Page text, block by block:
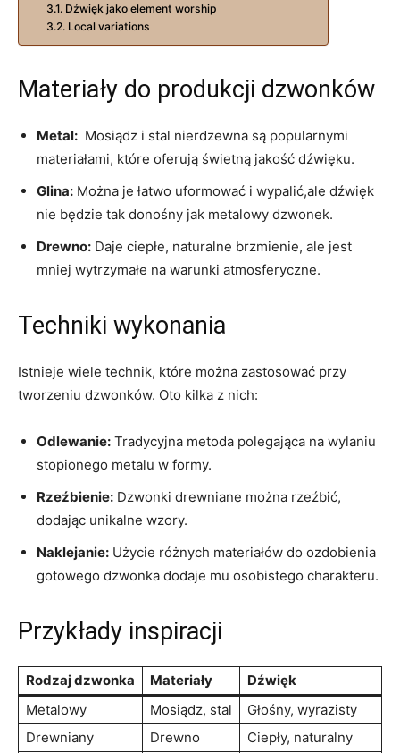
Dźwięk jako ⁣element worship
Local variations
Materiały do⁤ produkcji dzwonków
Metal: ⁢ Mosiądz i stal nierdzewna są​ popularnymi
materiałami, które oferują świetną jakość ‍dźwięku.
Glina: Można je łatwo uformować i wypalić,ale dźwięk
nie będzie tak donośny jak metalowy dzwonek.
Drewno: Daje ciepłe, naturalne brzmienie, ale jest
mniej wytrzymałe na warunki atmosferyczne.
Techniki wykonania
Istnieje wiele technik, które można zastosować przy⁢
tworzeniu dzwonków. Oto kilka z nich:
Odlewanie: Tradycyjna metoda polegająca na wylaniu
stopionego metalu ⁤w formy.
Rzeźbienie: ⁢Dzwonki drewniane‌ można rzeźbić,
dodając unikalne wzory.
Naklejanie: Użycie różnych materiałów do ozdobienia
gotowego ⁢dzwonka dodaje mu osobistego charakteru.
Przykłady inspiracji
Rodzaj ‍dzwonka Materiały
Dźwięk
Metalowy
Mosiądz, ​stal
Głośny, wyrazisty
Drewniany
Drewno
Ciepły, naturalny